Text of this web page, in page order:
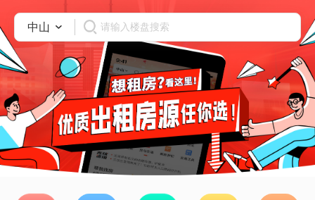
中山 请输入楼盘搜索